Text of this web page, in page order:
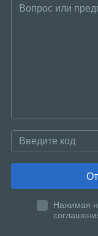
Нажимая